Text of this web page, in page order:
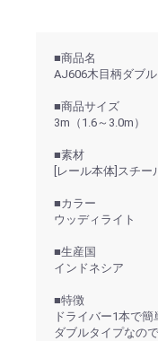
■商品名
AJ606木目柄ダブル
■商品サイズ
3m（1.6～3.0m）
■素材
[レール本体]スチー
■カラー
ウッディライト
■生産国
インドネシア
■特徴
ドライバー1本で
ダブルタイプなの